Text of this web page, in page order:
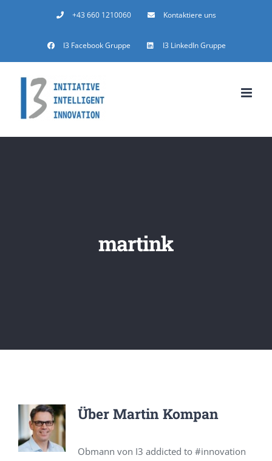
+43 660 1210060 Kontaktiere uns
I3 Facebook Gruppe I3 LinkedIn Gruppe
martink
Über Martin Kompan
Obmann von I3 addicted to #innovation